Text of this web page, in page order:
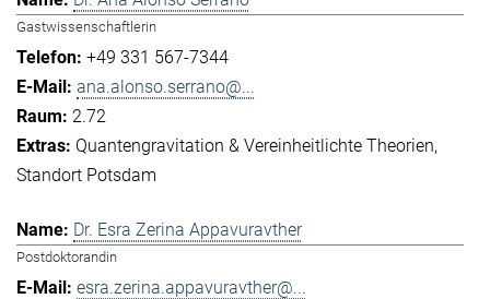
Gastwissenschaftlerin
+49 331 567-7344
ana.alonso.serrano@...
2.72
Quantengravitation & Vereinheitlichte Theorien
Standort Potsdam
Dr. Esra Zerina Appavuravther
Postdoktorandin
esra.zerina.appavuravther@...